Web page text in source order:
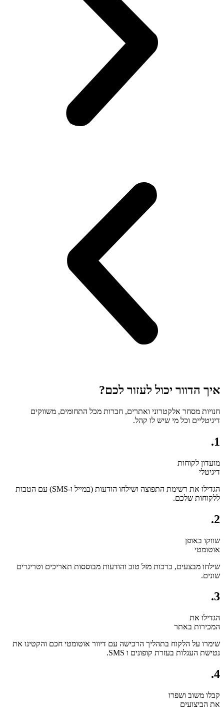
איך הדוור יכול לעזור לכם?
חנויות מסחר אלקטרוני ואתרים, חברות מכל התחומים, משווקים
דיגיטליים וכל מי שיש לו קהל.
1.
מועדון לקוחות
דיגיטלי
הגדילו את רשימת התפוצה ושילחו הודעות (במייל ו-SMS) עם הטבות
ללקוחות שלכם.
2.
שווקו באופן
אוטומטי
שילחו מבצעים, ברכות מזל טוב והודעות מבוססות תאריכים וטריגרים
שונים.
3.
הגדילו את
המכירות באתר
שימרו על הלקוח בתהליך הרכישה עם דיוור אוטומטי חכם והקטינו את
נטישת העגלות בעזרת קופונים ו SMS.
4.
קבלו משוב ושפרו
את הביצועים